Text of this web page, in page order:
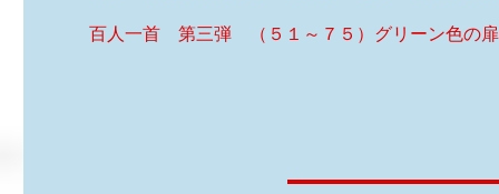
百人一首 第三弾 （５１～７５）グリーン色の扉